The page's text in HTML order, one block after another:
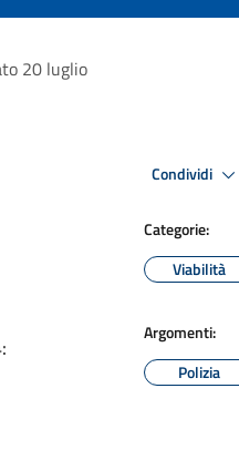
20 luglio
Condividi
Categorie:
Viabilità
Argomenti:
Polizia